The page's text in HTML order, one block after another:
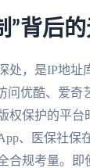
”背后
处，是IP地址
问优酷、爱奇
权保护的平台
、医保社保
合规考量。即